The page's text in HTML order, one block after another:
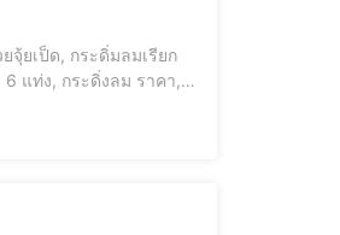
จุ้ยเป็ด, กระดิ่มลมเรียก
แท่ง, กระดิ่งลม ราคา,